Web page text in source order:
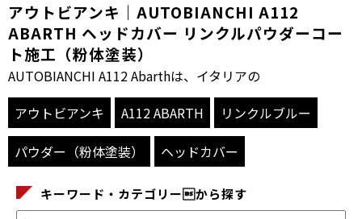
アウトビアンキ｜AUTOBIANCHI A112
ABARTH ヘッドカバー リンクルパウダーコー
ト施工（粉体塗装）
AUTOBIANCHI A112 Abarthは、イタリアの
アウトビアンキ
A112 ABARTH
リンクルブルー
パウダー（粉体塗装）
ヘッドカバー
キーワード・カテゴリーから探す